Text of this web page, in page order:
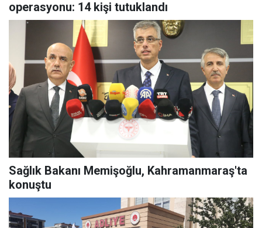
operasyonu: 14 kişi tutuklandı
Sağlık Bakanı Memişoğlu, Kahramanmaraş'ta
konuştu